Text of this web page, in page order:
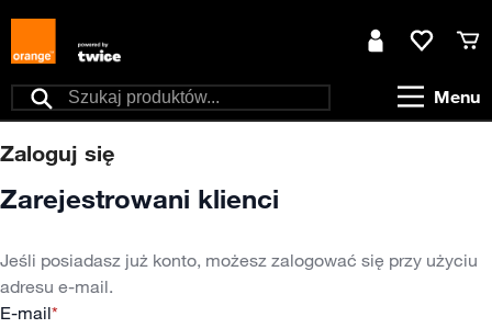
Przejdź do treści
Menu
Szukaj
Moje kontoUlubione
Zaloguj się
Zarejestrowani klienci
Jeśli posiadasz już konto, możesz zalogować się przy użyciu
adresu e-mail.
E-mail